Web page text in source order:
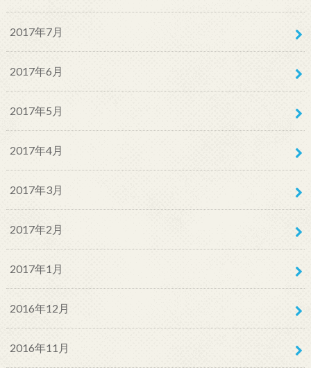
2017年7月
2017年6月
2017年5月
2017年4月
2017年3月
2017年2月
2017年1月
2016年12月
2016年11月